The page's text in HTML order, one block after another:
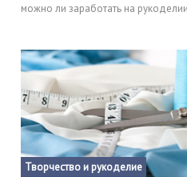
можно ли заработать на
Творчество и рукоделие